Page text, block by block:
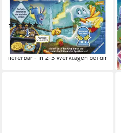
Spiel Schnappt Hubi!,
elektronisch; Made in Europe
(99)
ab 36,92 € UVP52,99 €
-30%
lieferbar - in 2-3 Werktagen bei dir